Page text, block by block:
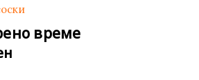
време